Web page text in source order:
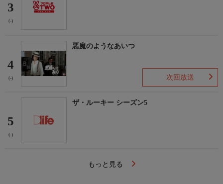
3
(-)
4
(-)
悪魔のようなあいつ
次回放送
5
(-)
ザ・ルーキー シーズン5
もっと見る